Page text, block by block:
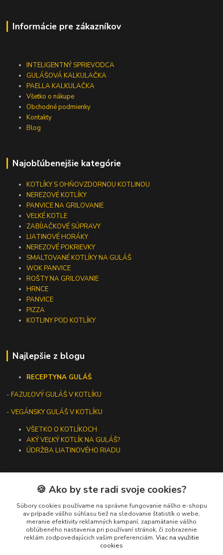
Informácie pre zákazníkov
INTELIGENTNÝ SPRIEVODCA
GULÁŠOVÁ KALKULAČKA
PAELLA KALKULAČKA
Všetko o nákupe
Obchodné podmienky
Kontakty
Blog
Najobľúbenejšie kategórie
KOTLÍKY S OHŇOVZDORNOU KOTLINOU
NEREZOVÉ KOTLÍKY
PANVICE NA GRILOVANIE
VEĽKÉ KOTLE
ZABÍJAČKOVÉ SÚPRAVY
LIATINOVÉ HORÁKY
NEREZOVÉ POKRIEVKY
SMALTOVANÉ KOTLÍKY NA GULÁŠ
WOK PANVICE
ROŠTY NA GRILOVANIE
HRNCE
PANVICE
PIZZA
KOTLINY POD KOTLÍKY
Najlepšie z blogu
RECEPTYNA GULÁŠ
-FAZUĽOVÝ GULÁŠ V KOTLÍKU
- VEGÁNSKY GULÁŠ V KOTLÍKU
VŠETKO O KOTLÍKOCH
AKÝ VEĽKÝ KOTLÍK NA GULÁŠ?
ÚDRŽBA LIATINOVÉHO RIADU
Kontakty
+421 919 275 553
(Po-Pia, 10-13 hod.)
🍪 Ako by ste radi svoje cookies?
Súbory cookies používame na správne fungovanie nášho e-shopu
av prípade vášho súhlasu tiež na sledovanie štatistík o webe,
meranie efektivity reklamných kampaní, zapamätanie vášho
obľúbeného nastavenia pri používaní stránok, či zobrazenie
reklám zodpovedajúcich vašim preferenciám. Viac na využitie
cookies